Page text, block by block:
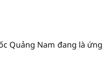
Quảng Nam đang là ứng